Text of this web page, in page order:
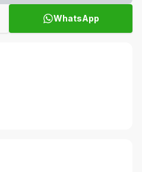
WhatsApp